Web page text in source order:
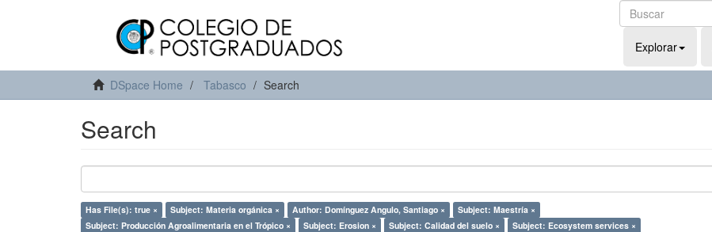
Explorar
DSpace Home Tabasco Search
Search
Has File(s): true × Subject: Materia orgánica × Author: Domínguez Angulo, Santiago ×
Subject: Maestría ×
Subject: Producción Agroalimentaria en el Trópico ×
Subject: Erosion × Subject: Calidad del suelo ×
Subject: Ecosystem services ×